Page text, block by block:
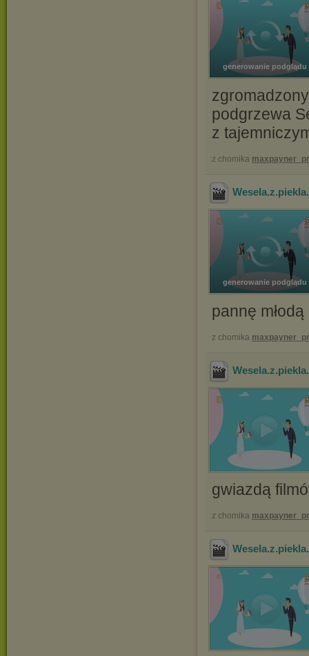
generowanie podglądu
podgrzewa
z
z chomika
generowanie podglądu
pannę
z chomika
gwiazdą
z chomika